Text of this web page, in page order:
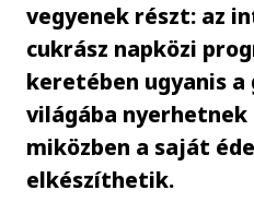
vegyenek részt: az
cukrász napközi
keretében ugyanis
világába
miközben a saját
elkészíthetik.